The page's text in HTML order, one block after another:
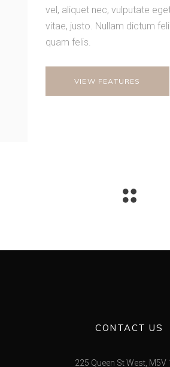
vel, aliquet nec, vulputate
vitae, justo. Nullam dictum
quam felis.
VIEW FEATURES
CONTACT US
225 Queen St West, M5V